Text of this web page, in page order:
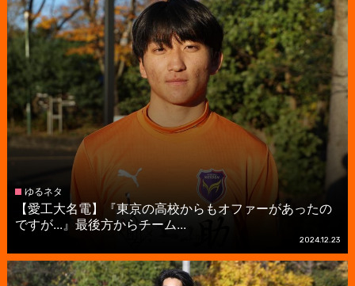
ゆるネタ
【愛工大名電】『東京の高校からもオファーがあったの
ですが...』最後方からチーム...
2024.12.23